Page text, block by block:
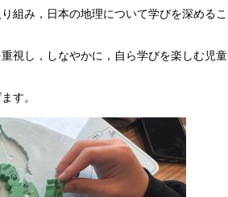
組み，日本の地理について学びを深めるこ
視し，しなやかに，自ら学びを楽しむ児童
す。